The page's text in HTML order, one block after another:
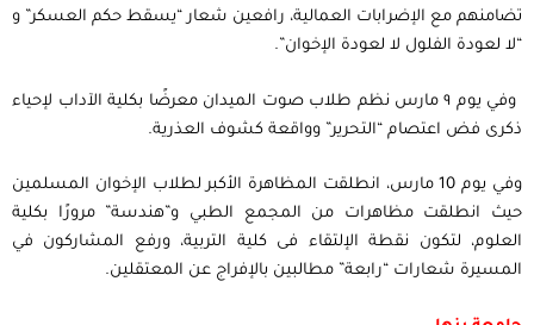
تضامنهم مع الإضرابات العمالية، رافعين شعار “يسقط حكم العسكر” و
“لا لعودة الفلول لا لعودة الإخوان”.
وفي يوم ٩ مارس نظم طلاب صوت الميدان معرضًا بكلية الآداب لإحياء
ذكرى فض اعتصام “التحرير” وواقعة كشوف العذرية.
وفي يوم 10 مارس، انطلقت المظاهرة الأكبر لطلاب الإخوان المسلمين
حيث انطلقت مظاهرات من المجمع الطبي و”هندسة” مرورًا بكلية
العلوم، لتكون نقطة الإلتقاء فى كلية التربية، ورفع المشاركون في
المسيرة شعارات “رابعة” مطالبين بالإفراج عن المعتقلين.